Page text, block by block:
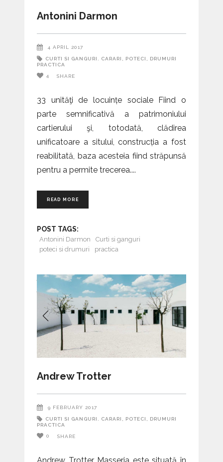
Antonini Darmon
4 APRIL 2017
CURTI SI GANGURI. CARARI, POTECI, DRUMURI
PRACTICA
4 SHARE
33 unităţi de locuințe sociale Fiind o
parte semnificativă a patrimoniului
cartierului şi, totodată, clădirea
unificatoare a sitului, construcția a fost
reabilitată, baza acesteia fiind străpunsă
pentru a permite trecerea.
READ MORE
POST TAGS:
Antonini Darmon
Curti si ganguri
poteci si drumuri
practica
Andrew Trotter
9 FEBRUARY 2017
CURTI SI GANGURI. CARARI, POTECI, DRUMURI
PRACTICA
0 SHARE
Andrew Trotter Masseria este situată în